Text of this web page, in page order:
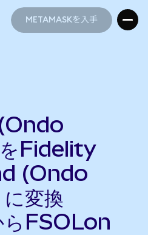
METAMASKを入手
Fidelity
(Ondo
変換
らFSOLon